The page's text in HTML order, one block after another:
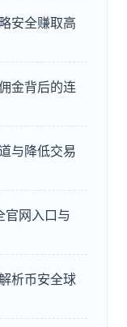
安全赚取高
金背后的连
与降低交易
官网入口与
析币安全球